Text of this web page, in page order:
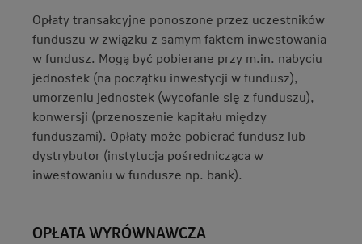
Opłaty transakcyjne ponoszone przez uczestników
funduszu w związku z samym faktem inwestowania
w fundusz. Mogą być pobierane przy m.in. nabyciu
jednostek (na początku inwestycji w fundusz),
umorzeniu jednostek (wycofanie się z funduszu),
konwersji (przenoszenie kapitału między
funduszami). Opłaty może pobierać fundusz lub
dystrybutor (instytucja pośrednicząca w
inwestowaniu w fundusze np. bank).
OPŁATA WYRÓWNAWCZA